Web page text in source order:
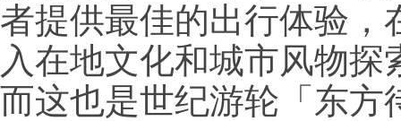
者提供最佳的出行体验，
入在地文化和城市风物
而这也是世纪游轮「东方